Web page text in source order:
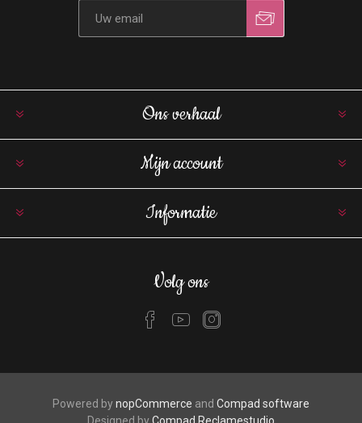
Ons verhaal
Mijn account
Informatie
Volg ons
Powered bynopCommerce and Compad software